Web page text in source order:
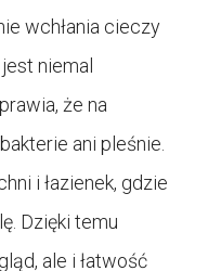
wchłania cieczy
niemal
że na
ani pleśnie.
i łazienek, gdzie
Dzięki temu
ale i łatwość